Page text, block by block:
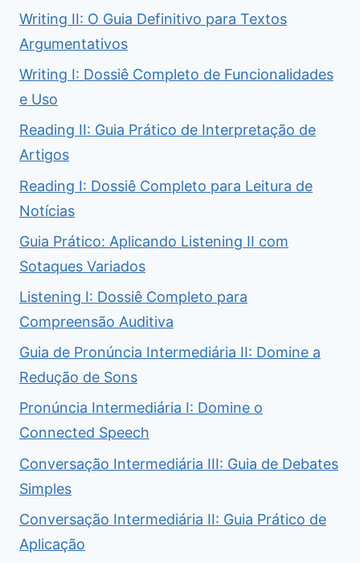
Writing II: O Guia Definitivo para Textos
Argumentativos
Writing I: Dossiê Completo de Funcionalidades
e Uso
Reading II: Guia Prático de Interpretação de
Artigos
Reading I: Dossiê Completo para Leitura de
Notícias
Guia Prático: Aplicando Listening II com
Sotaques Variados
Listening I: Dossiê Completo para
Compreensão Auditiva
Guia de Pronúncia Intermediária II: Domine a
Redução de Sons
Pronúncia Intermediária I: Domine o
Connected Speech
Conversação Intermediária III: Guia de Debates
Simples
Conversação Intermediária II: Guia Prático de
Aplicação